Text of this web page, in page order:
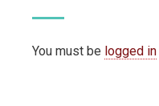
You must be logged in